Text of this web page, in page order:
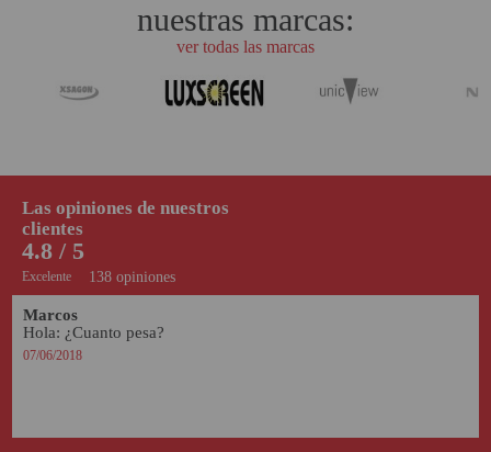
nuestras marcas:
ver todas las marcas
138 opiniones
4.8 / 5
Excelente
Las opiniones de nuestros
clientes
Marcos
Hola: ¿Cuanto pesa?
07/06/2018